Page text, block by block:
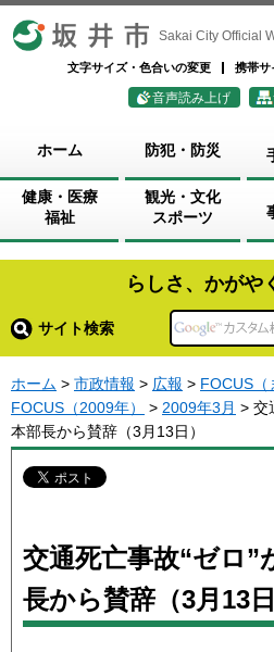
坂井市 Sakai City Official
文字サイズ・色合いの変更 携帯サ
音声読み上げ
ホーム 防犯・防災
健康・医療
福祉
観光・文化
スポーツ
らしさ、かがや
サイト検索
ホーム > 市政情報 > 広報 > FOCUS（
FOCUS（2009年）
> 2009年3月 > 交
本部長から賛辞（3月13日）
交通死亡事故“ゼロ”
長から賛辞（3月13日